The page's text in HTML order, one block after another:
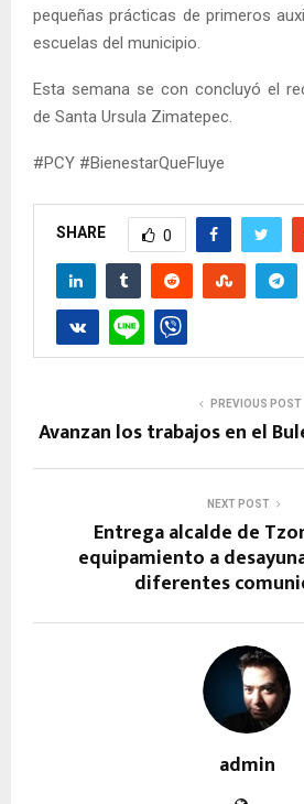
pequeñas prácticas de primeros
escuelas del municipio.
Esta semana se con concluyó el
de Santa Ursula Zimatepec.
#PCY #BienestarQueFluye
SHARE 0
PREVIOUS POST
Avanzan los trabajos en el
NEXT POST
Entrega alcalde de
equipamiento a
diferentes
admin